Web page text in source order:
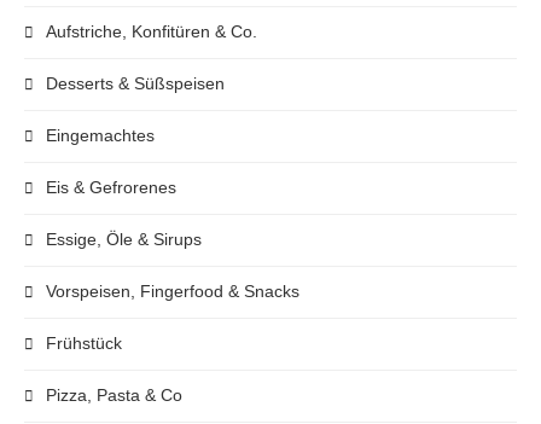
Aufstriche, Konfitüren & Co.
Desserts & Süßspeisen
Eingemachtes
Eis & Gefrorenes
Essige, Öle & Sirups
Vorspeisen, Fingerfood & Snacks
Frühstück
Pizza, Pasta & Co